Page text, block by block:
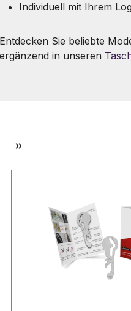
Individuell mit Ihrem
Entdecken Sie beliebte
ergänzend in unseren